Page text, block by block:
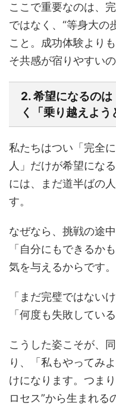
ここで重要なのは、
ではなく、“等身大の
こと。成功体験より
そ共感が宿りやすいの
2. 希望になるの
く「乗り越えよう
私たちはつい「完全
人」だけが希望にな
には、まだ道半ばの
す。
なぜなら、挑戦の途
「自分にもできるか
気を与えるからです。
「まだ完璧ではない
「何度も失敗してい
こうした姿こそが、
り、「私もやってみ
けになります。つま
ロセス”から生まれる